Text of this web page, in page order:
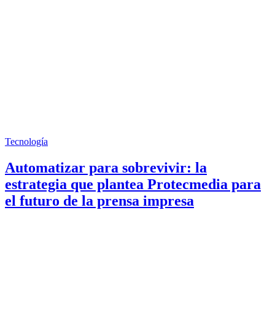
Tecnología
Automatizar para sobrevivir: la
estrategia que plantea Protecmedia para
el futuro de la prensa impresa